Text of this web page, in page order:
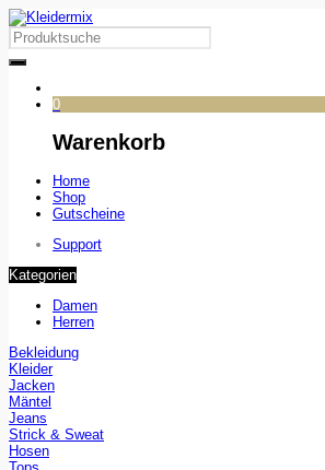
0
Warenkorb
Home
Shop
Gutscheine
Support
Kategorien
Damen
Herren
Bekleidung
Kleider
Jacken
Mäntel
Jeans
Strick & Sweat
Hosen